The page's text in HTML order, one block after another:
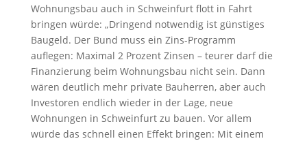
Wohnungsbau auch in Schweinfurt flott in Fahrt
bringen würde: „Dringend notwendig ist günstiges
Baugeld. Der Bund muss ein Zins-Programm
auflegen: Maximal 2 Prozent Zinsen – teurer darf die
Finanzierung beim Wohnungsbau nicht sein. Dann
wären deutlich mehr private Bauherren, aber auch
Investoren endlich wieder in der Lage, neue
Wohnungen in Schweinfurt zu bauen. Vor allem
würde das schnell einen Effekt bringen: Mit einem